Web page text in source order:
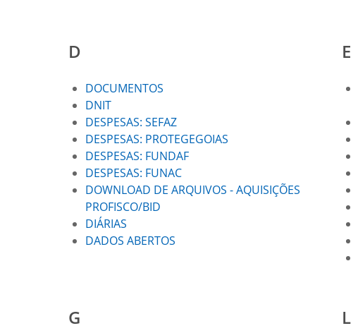
D
DOCUMENTOS
DNIT
DESPESAS: SEFAZ
DESPESAS: PROTEGEGOIAS
DESPESAS: FUNDAF
DESPESAS: FUNAC
DOWNLOAD DE ARQUIVOS - AQUISIÇÕES
PROFISCO/BID
DIÁRIAS
DADOS ABERTOS
E
G L